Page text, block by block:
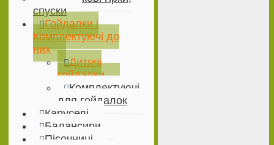
спуски
Гойдалки і
Комплектуючі до
них
Дитячі
гойдалки
Комплектуючі
для гойдалок
Каруселі
Балансири
Пісочниці